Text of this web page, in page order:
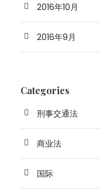
2016年10月
2016年9月
Categories
刑事交通法
商业法
国际